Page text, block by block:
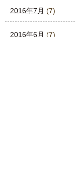
2016年7月 (7)
2016年6月 (7)